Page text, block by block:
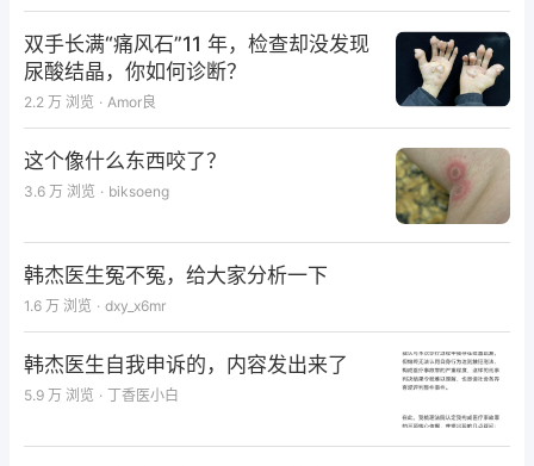
双手长满“痛风石”11 年，检查却没发现
尿酸结晶，你如何诊断？
2.2 万 浏览 · Amor良
这个像什么东西咬了？
3.6 万 浏览 · biksoeng
韩杰医生冤不冤，给大家分析一下
1.6 万 浏览 · dxy_x6mr
韩杰医生自我申诉的，内容发出来了
5.9 万 浏览 · 丁香医小白